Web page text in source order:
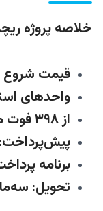
خلاصه پروژه
قیمت شروع از ۸۹۰,۰۰۰ درهم
واحدهای استودیو، ۱
از ۳۹۸ فوت مربع
پیش‌پرداخت: ۲۰٪
برنامه پرداخت:
تحویل: